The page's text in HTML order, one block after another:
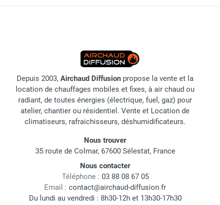
Depuis 2003, Airchaud Diffusion propose la vente et la
location de chauffages mobiles et fixes, à air chaud ou
radiant, de toutes énergies (électrique, fuel, gaz) pour
atelier, chantier ou résidentiel. Vente et Location de
climatiseurs, rafraichisseurs, déshumidificateurs.
Nous trouver
35 route de Colmar, 67600 Sélestat, France
Nous contacter
Téléphone : 03 88 08 67 05
Email : contact@airchaud-diffusion.fr
Du lundi au vendredi : 8h30-12h et 13h30-17h30